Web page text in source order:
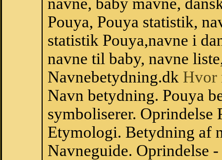
Pouya, Pouya statistik,
statistik Pouya,navne i
navne til baby, navne
Navnebetydning.dk Hvor
Navn betydning. Pouya
symboliserer. Oprindelse
Etymologi. Betydning af
Navneguide. Oprindelse